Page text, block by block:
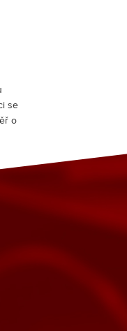
se
o